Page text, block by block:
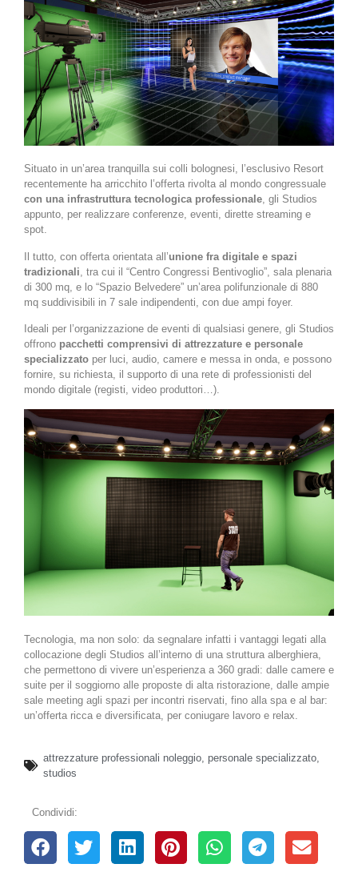
Situato in un’area tranquilla sui colli bolognesi, l’esclusivo Resort
recentemente ha arricchito l’offerta rivolta al mondo congressuale
con una infrastruttura tecnologica professionale, gli Studios
appunto, per realizzare conferenze, eventi, dirette streaming e
spot.
Il tutto, con offerta orientata all’unione fra digitale e spazi
tradizionali , tra cui il “Centro Congressi Bentivoglio”, sala plenaria
di 300 mq, e lo “Spazio Belvedere” un’area polifunzionale di 880
mq suddivisibili in 7 sale indipendenti, con due ampi foyer.
Ideali per l’organizzazione de eventi di qualsiasi genere, gli Studios
offrono pacchetti comprensivi di attrezzature e personale
specializzato per luci, audio, camere e messa in onda, e possono
fornire, su richiesta, il supporto di una rete di professionisti del
mondo digitale (registi, video produttori…).
Tecnologia, ma non solo: da segnalare infatti i vantaggi legati alla
collocazione degli Studios all’interno di una struttura alberghiera,
che permettono di vivere un’esperienza a 360 gradi: dalle camere e
suite per il soggiorno alle proposte di alta ristorazione, dalle ampie
sale meeting agli spazi per incontri riservati, fino alla spa e al bar:
un’offerta ricca e diversificata, per coniugare lavoro e relax.
attrezzature professionali noleggio personale specializzato
studios
Condividi: